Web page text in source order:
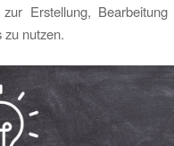
zur Erstellung,
zu nutzen.